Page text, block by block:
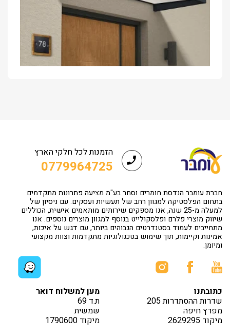
הזמנות לכל חלקי הארץ
0779964725
חברת עומבר הנדסת חומרים וסחר בע"מ מציעה פתרונות מתקדמים
בתחום הפלסטיקה למגוון רחב של תעשיות ועסקים. עם ניסיון של
למעלה מ-25 שנה, אנו מספקים שירותים מותאמים אישית, הכוללים
שיווק מוצרי פלרם ופלסקולייט בנוסף למגוון מוצרים נוספים. אנו
מתחייבים לעמוד בסטנדרטים הגבוהים ביותר, עם דגש על איכות,
אמינות וקיימות, תוך שימוש בטכנולוגיות מתקדמות וצוות מקצועי
ומיומן.
כתובתנו
שדרות ההסתדרות 205
מפרץ חיפה
מיקוד 2629295
מען למשלוח דואר
ת.ד 69
שמשית
מיקוד 1790600